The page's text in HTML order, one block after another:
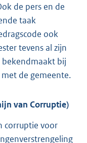
de pers en de
taak
ook
tevens al zijn
bij
de gemeente.
van Corruptie)
corruptie voor